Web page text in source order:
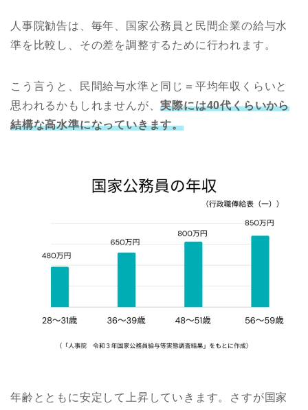
人事院勧告は、毎年、国家公務員と民間企業の給与水
準を比較し、その差を調整するために行われます。
こう言うと、民間給与水準と同じ＝平均年収くらいと
思われるかもしれませんが、実際には40代くらいから
結構な高水準になっていきます。
年齢とともに安定して上昇していきます。さすが国家